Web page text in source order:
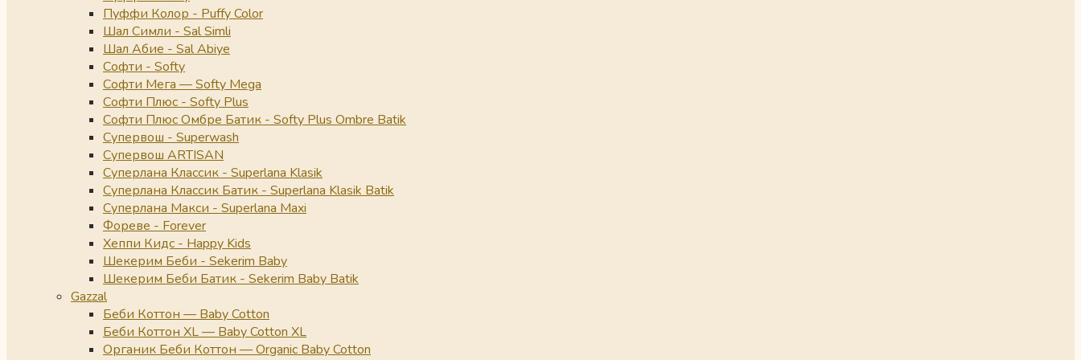
Пуффи Колор - Puffy Color
Шал Симли - Sal Simli
Шал Абие - Sal Abiye
Софти - Softy
Софти Мега — Softy Mega
Софти Плюс - Softy Plus
Софти Плюс Омбре Батик - Softy Plus Ombre Batik
Супервош - Superwash
Супервош ARTISAN
Суперлана Классик - Superlana Klasik
Суперлана Классик Батик - Superlana Klasik Batik
Суперлана Макси - Superlana Maxi
Фореве - Forever
Хеппи Кидс - Happy Kids
Шекерим Беби - Sekerim Baby
Шекерим Беби Батик - Sekerim Baby Batik
Gazzal
Беби Коттон — Baby Cotton
Беби Коттон XL — Baby Cotton XL
Органик Беби Коттон — Organic Baby Cotton